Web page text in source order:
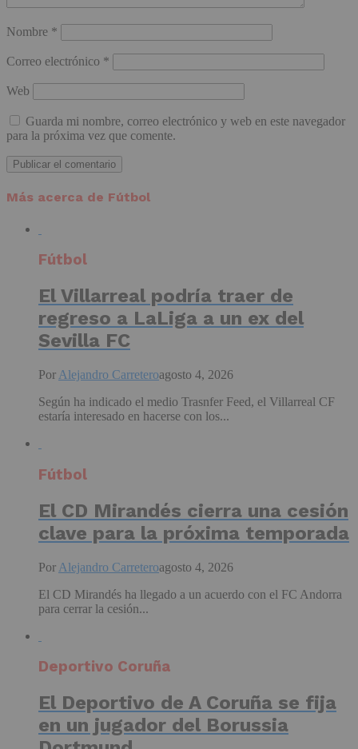
Nombre *
Correo electrónico *
Web
Guarda mi nombre, correo electrónico y web en este navegador
para la próxima vez que comente.
Más acerca de Fútbol
Fútbol
El Villarreal podría traer de
regreso a LaLiga a un ex del
Sevilla FC
Por Alejandro Carreteroagosto 4, 2026
Según ha indicado el medio Trasnfer Feed, el Villarreal CF
estaría interesado en hacerse con los...
Fútbol
El CD Mirandés cierra una cesión
clave para la próxima temporada
Por Alejandro Carreteroagosto 4, 2026
El CD Mirandés ha llegado a un acuerdo con el FC Andorra
para cerrar la cesión...
Deportivo Coruña
El Deportivo de A Coruña se fija
en un jugador del Borussia